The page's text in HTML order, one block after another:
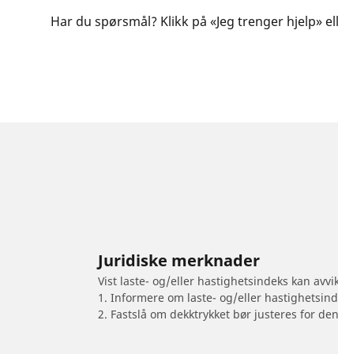
Har du spørsmål? Klikk på «Jeg trenger hjelp»
Juridiske merknader
Vist laste- og/eller hastighetsindeks kan
1. Informere om laste- og/eller
2. Fastslå om dekktrykket bør justeres for